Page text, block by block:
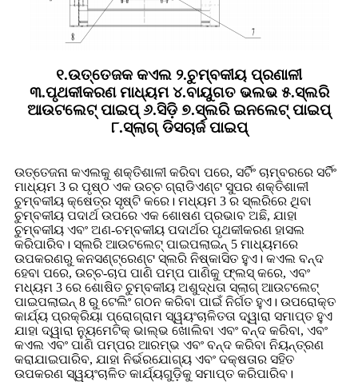
୧.ଉତ୍ତେଜକ କଏଲ ୨.ଚୁମ୍ବକୀୟ ପ୍ରଣାଳୀ
୩.ପୃଥକୀକରଣ ମାଧ୍ୟମ ୪.ବାୟୁଗତ ଭଲଭ ୫.ସ୍ଲରି
ଆଉଟଲେଟ୍ ପାଇପ୍ ୬.ସିଡ଼ି ୭.ସ୍ଲରି ଇନଲେଟ୍ ପାଇପ୍
୮.ସ୍ଲାଗ୍ ଡିସଚାର୍ଜ ପାଇପ୍
ଉତ୍ତେଜନା କଏଲକୁ ଶକ୍ତିଶାଳୀ କରିବା ପରେ, ସର୍ଟିଂ ଚାମ୍ବରରେ ସର୍ଟିଂ
ମାଧ୍ୟମ 3 ର ପୃଷ୍ଠ ଏକ ଉଚ୍ଚ ଗ୍ରାଡିଏଣ୍ଟ ସୁପର ଶକ୍ତିଶାଳୀ
ଚୁମ୍ବକୀୟ କ୍ଷେତ୍ର ସୃଷ୍ଟି କରେ। ମଧ୍ୟମ 3 ର ସ୍ଲରିରେ ଥିବା
ଚୁମ୍ବକୀୟ ପଦାର୍ଥ ଉପରେ ଏକ ଶୋଷଣ ପ୍ରଭାବ ଅଛି, ଯାହା
ଚୁମ୍ବକୀୟ ଏବଂ ଅଣ-ଚମ୍ବକୀୟ ପଦାର୍ଥର ପୃଥକୀକରଣ ହାସଲ
କରିପାରିବ। ସ୍ଲରି ଆଉଟଲେଟ୍ ପାଇପଲାଇନ୍ 5 ମାଧ୍ୟମରେ
ଉପକରଣରୁ କନସଣ୍ଟ୍ରେଣ୍ଟ ସ୍ଲରି ନିଷ୍କାସିତ ହୁଏ। କଏଲ ବନ୍ଦ
ହେବା ପରେ, ଉଚ୍ଚ-ଚାପ ପାଣି ପମ୍ପ ପାଣିକୁ ଫ୍ଲସ୍ କରେ, ଏବଂ
ମଧ୍ୟମ 3 ରେ ଶୋଷିତ ଚୁମ୍ବକୀୟ ଅଶୁଦ୍ଧତା ସ୍ଲାଗ୍ ଆଉଟଲେଟ୍
ପାଇପଲାଇନ୍ 8 ରୁ ଟେଲିଂ ଗଠନ କରିବା ପାଇଁ ନିର୍ଗତ ହୁଏ। ଉପରୋକ୍ତ
କାର୍ଯ୍ୟ ପ୍ରକ୍ରିୟା ପ୍ରୋଗ୍ରାମ ସ୍ୱୟଂଚାଳିତତା ଦ୍ୱାରା ସମାପ୍ତ ହୁଏ
ଯାହା ଦ୍ୱାରା ନ୍ୟୁମେଟିକ୍ ଭାଲ୍ଭ ଖୋଲିବା ଏବଂ ବନ୍ଦ କରିବା, ଏବଂ
କଏଲ ଏବଂ ପାଣି ପମ୍ପର ଆରମ୍ଭ ଏବଂ ବନ୍ଦ କରିବା ନିୟନ୍ତ୍ରଣ
କରାଯାଇପାରିବ, ଯାହା ନିର୍ଭରଯୋଗ୍ୟ ଏବଂ ଦକ୍ଷତାର ସହିତ
ଉପକରଣ ସ୍ୱୟଂଚାଳିତ କାର୍ଯ୍ୟଗୁଡ଼ିକୁ ସମାପ୍ତ କରିପାରିବ।